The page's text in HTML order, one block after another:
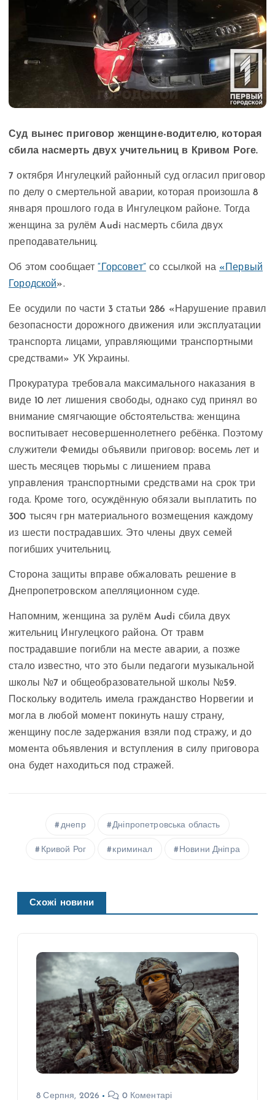
Суд вынес приговор женщине-водителю, которая
сбила насмерть двух учительниц в Кривом Роге.
7 октября Ингулецкий районный суд огласил приговор
по делу о смертельной аварии, которая произошла 8
января прошлого года в Ингулецком районе. Тогда
женщина за рулём Audi насмерть сбила двух
преподавательниц.
Об этом сообщает“Горсовет” со ссылкой на «Первый
Городской».
Ее осудили по части 3 статьи 286 «Нарушение правил
безопасности дорожного движения или эксплуатации
транспорта лицами, управляющими транспортными
средствами» УК Украины.
Прокуратура требовала максимального наказания в
виде 10 лет лишения свободы, однако суд принял во
внимание смягчающие обстоятельства: женщина
воспитывает несовершеннолетнего ребёнка. Поэтому
служители Фемиды объявили приговор: восемь лет и
шесть месяцев тюрьмы с лишением права
управления транспортными средствами на срок три
года. Кроме того, осуждённую обязали выплатить по
300 тысяч грн материального возмещения каждому
из шести пострадавших. Это члены двух семей
погибших учительниц.
Сторона защиты вправе обжаловать решение в
Днепропетровском апелляционном суде.
Напомним, женщина за рулём Audi сбила двух
жительниц Ингулецкого района. От травм
пострадавшие погибли на месте аварии, а позже
стало известно, что это были педагоги музыкальной
школы №7 и общеобразовательной школы №59.
Поскольку водитель имела гражданство Норвегии и
могла в любой момент покинуть нашу страну,
женщину после задержания взяли под стражу, и до
момента объявления и вступления в силу приговора
она будет находиться под стражей.
днепр Дніпропетровська область
Кривой Рог криминал Новини Дніпра
Схожі новини
8 Серпня, 2026 0 Коментарі